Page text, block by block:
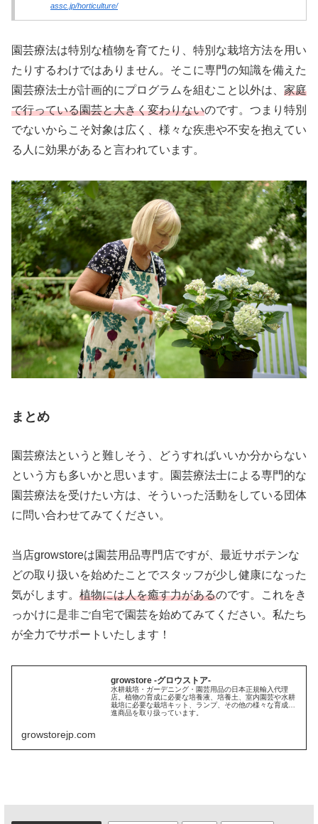
assc.jp/horticulture/
園芸療法は特別な植物を育てたり、特別な栽培方法を用い
たりするわけではありません。そこに専門の知識を備えた
園芸療法士が計画的にプログラムを組むこと以外は、 家庭
で行っている園芸と大きく変わりないのです。つまり特別
でないからこそ対象は広く、様々な疾患や不安を抱えてい
る人に効果があると言われています。
まとめ
園芸療法というと難しそう、どうすればいいか分からない
という方も多いかと思います。園芸療法士による専門的な
園芸療法を受けたい方は、そういった活動をしている団体
に問い合わせてみてください。
当店growstoreは園芸用品専門店ですが、最近サボテンな
どの取り扱いを始めたことでスタッフが少し健康になった
気がします。 植物には人を癒す力があるのです。これをき
っかけに是非ご自宅で園芸を始めてみてください。私たち
が全力でサポートいたします！
growstore -グロウストア-
水耕栽培・ガーデニング・園芸用品の日本正規輸入代理
店。植物の育成に必要な培養液、培養土、室内園芸や水耕
栽培に必要な栽培キット、ランプ、その他の様々な育成促
進商品を取り扱っています。
growstorejp.com